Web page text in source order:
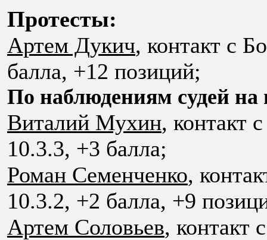
Протесты:
Артем Дукич, контакт с
балла, +12 позиций;
По наблюдениям судей на
Виталий Мухин, контакт
10.3.3, +3 балла;
Роман Семенченко,
10.3.2, +2 балла, +9
Артем Соловьев, контакт